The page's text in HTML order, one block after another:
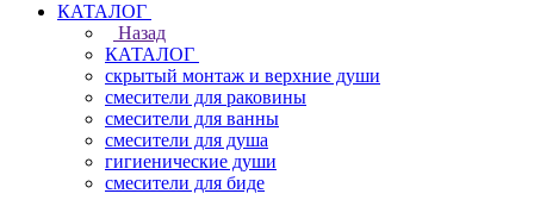
КАТАЛОГ
Назад
КАТАЛОГ
скрытый монтаж и верхние души
смесители для раковины
смесители для ванны
смесители для душа
гигиенические души
смесители для биде